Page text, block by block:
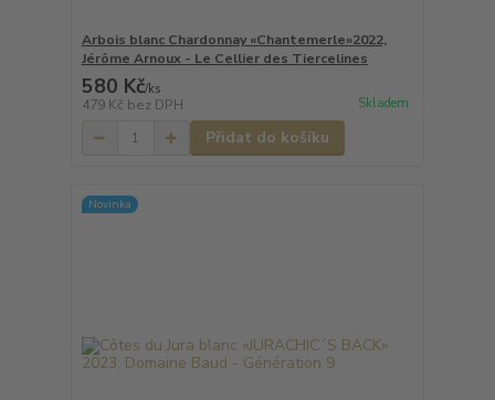
Arbois blanc Chardonnay «Chantemerle»2022,
Jérôme Arnoux - Le Cellier des Tiercelines
580 Kč/ks
479 Kč bez DPH Skladem
Přidat do košíku
Novinka